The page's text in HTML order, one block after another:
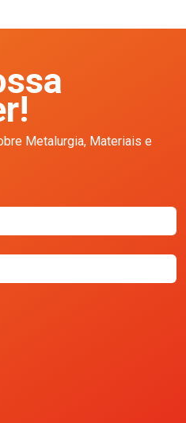
Metalurgia, Materiais e